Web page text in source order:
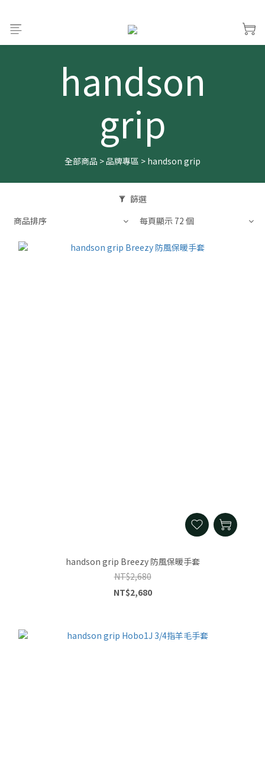
handson
grip
全部商品 >品牌專區 > handson grip
篩選
商品排序
每頁顯示 72 個
handson grip Breezy 防風保暖手套
NT$2,680
NT$2,680